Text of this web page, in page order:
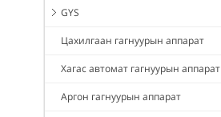
GYS
Цахилгаан гагнуурын аппарат
Хагас автомат гагнуурын аппарат
Аргон гагнуурын аппарат